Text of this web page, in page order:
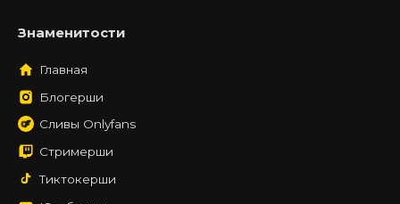
Знаменитости
Главная
Блогерши
Сливы Onlyfans
Стримерши
Тиктокерши